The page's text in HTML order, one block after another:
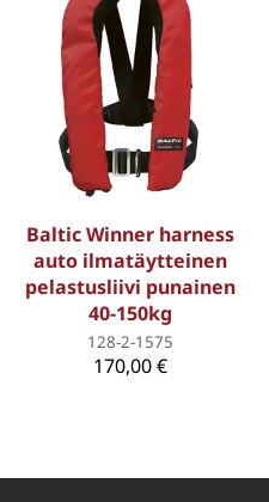
Baltic Winner harness
auto ilmatäytteinen
pelastusliivi punainen
40-150kg
128-2-1575
170,00 €